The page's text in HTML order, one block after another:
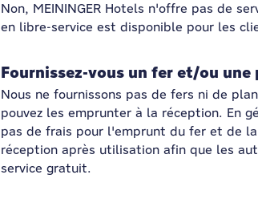
Non, MEININGER Hotels n'offre pas de
en libre-service est disponible pour les
Fournissez-vous un fer et/ou
Nous ne fournissons pas de fers ni de
pouvez les emprunter à la réception. En
pas de frais pour l'emprunt du fer et de
réception après utilisation afin que les
service gratuit.